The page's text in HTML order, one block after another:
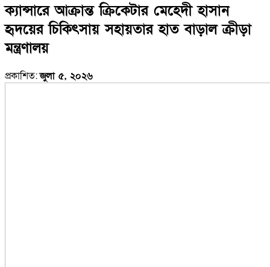
ক্যান্সারে আক্রান্ত ক্রিকেটার মেহেদী হাসান
হৃদয়ের চিকিৎসায় সহায়তার হাত বাড়াল ক্রীড়া
মন্ত্রণালয়
প্রকাশিত:জুলা ৫, ২০২৬